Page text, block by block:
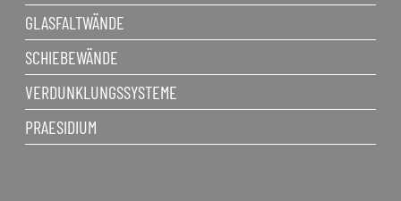
GLASFALTWÄNDE
SCHIEBEWÄNDE
VERDUNKLUNGSSYSTEME
PRAESIDIUM